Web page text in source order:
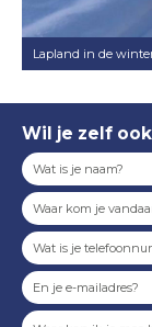
Lapland in de
Wil je zelf